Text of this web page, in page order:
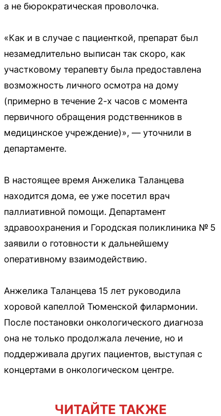
а не бюрократическая проволочка.
«Как и в случае с пациенткой, препарат был
незамедлительно выписан так скоро, как
участковому терапевту была предоставлена
возможность личного осмотра на дому
(примерно в течение 2-х часов с момента
первичного обращения родственников в
медицинское учреждение)», — уточнили в
департаменте.
В настоящее время Анжелика Таланцева
находится дома, ее уже посетил врач
паллиативной помощи. Департамент
здравоохранения и Городская поликлиника № 5
заявили о готовности к дальнейшему
оперативному взаимодействию.
Анжелика Таланцева 15 лет руководила
хоровой капеллой Тюменской филармонии.
После постановки онкологического диагноза
она не только продолжала лечение, но и
поддерживала других пациентов, выступая с
концертами в онкологическом центре.
ЧИТАЙТЕ ТАКЖЕ